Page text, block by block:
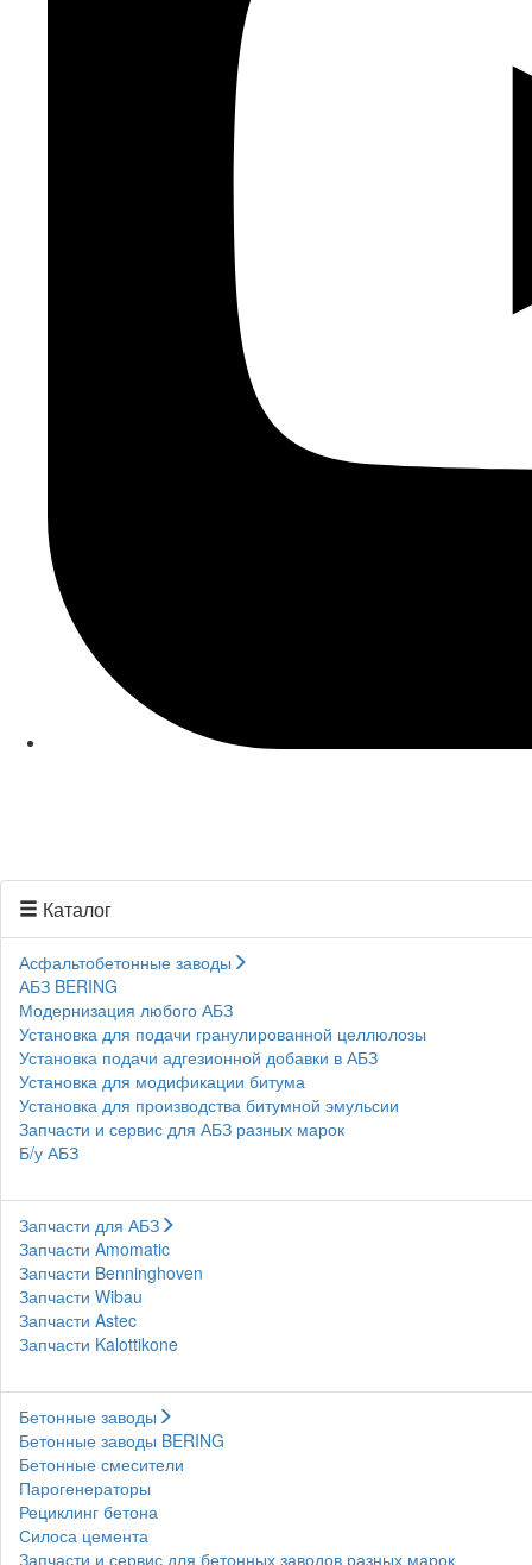
Каталог
Асфальтобетонные заводы
АБЗ BERING
Модернизация любого АБЗ
Установка для подачи гранулированной целлюлозы
Установка подачи адгезионной добавки в АБЗ
Установка для модификации битума
Установка для производства битумной эмульсии
Запчасти и сервис для АБЗ разных марок
Б/у АБЗ
Запчасти для АБЗ
Запчасти Amomatic
Запчасти Benninghoven
Запчасти Wibau
Запчасти Astec
Запчасти Kalottikone
Бетонные заводы
Бетонные заводы BERING
Бетонные смесители
Парогенераторы
Рециклинг бетона
Силоса цемента
Запчасти и сервис для бетонных заводов разных марок